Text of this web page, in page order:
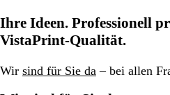
Ihre Ideen. Professionell
VistaPrint-Qualität.
Wir sind für Sie da – bei allen